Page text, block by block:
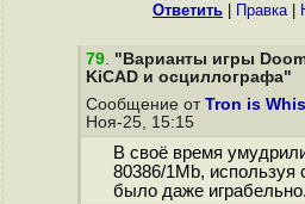
Ответить Правка|
79. "Варианты игры
KiCAD и осциллографа"
Сообщение от Tron is
Ноя-25, 15:15
В своё время
80386/1Mb, используя
было даже играбельно.